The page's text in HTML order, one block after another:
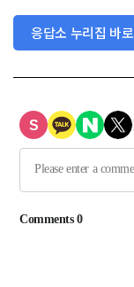
응답소 누리집 바